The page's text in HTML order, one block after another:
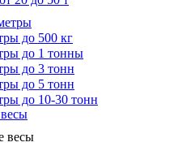
до 500 кг
до 1 тонны
до 3 тонн
до 5 тонн
до 10-30 тонн
весы